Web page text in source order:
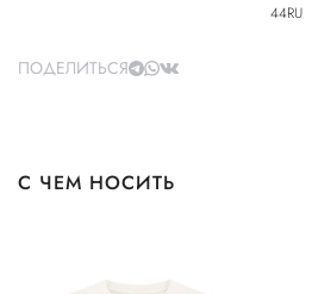
44RU
ПОДЕЛИТЬСЯ
С ЧЕМ НОСИТЬ